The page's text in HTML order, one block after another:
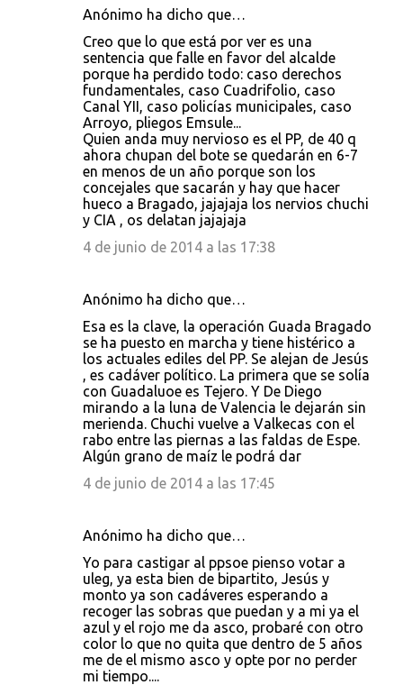
Anónimo ha dicho que…
Creo que lo que está por ver es una
sentencia que falle en favor del alcalde
porque ha perdido todo: caso derechos
fundamentales, caso Cuadrifolio, caso
Canal YII, caso policías municipales, caso
Arroyo, pliegos Emsule...
Quien anda muy nervioso es el PP, de 40 q
ahora chupan del bote se quedarán en 6-7
en menos de un año porque son los
concejales que sacarán y hay que hacer
hueco a Bragado, jajajaja los nervios chuchi
y CIA , os delatan jajajaja
4 de junio de 2014 a las 17:38
Anónimo ha dicho que…
Esa es la clave, la operación Guada Bragado
se ha puesto en marcha y tiene histérico a
los actuales ediles del PP. Se alejan de Jesús
, es cadáver político. La primera que se solía
con Guadaluoe es Tejero. Y De Diego
mirando a la luna de Valencia le dejarán sin
merienda. Chuchi vuelve a Valkecas con el
rabo entre las piernas a las faldas de Espe.
Algún grano de maíz le podrá dar
4 de junio de 2014 a las 17:45
Anónimo ha dicho que…
Yo para castigar al ppsoe pienso votar a
uleg, ya esta bien de bipartito, Jesús y
monto ya son cadáveres esperando a
recoger las sobras que puedan y a mi ya el
azul y el rojo me da asco, probaré con otro
color lo que no quita que dentro de 5 años
me de el mismo asco y opte por no perder
mi tiempo....